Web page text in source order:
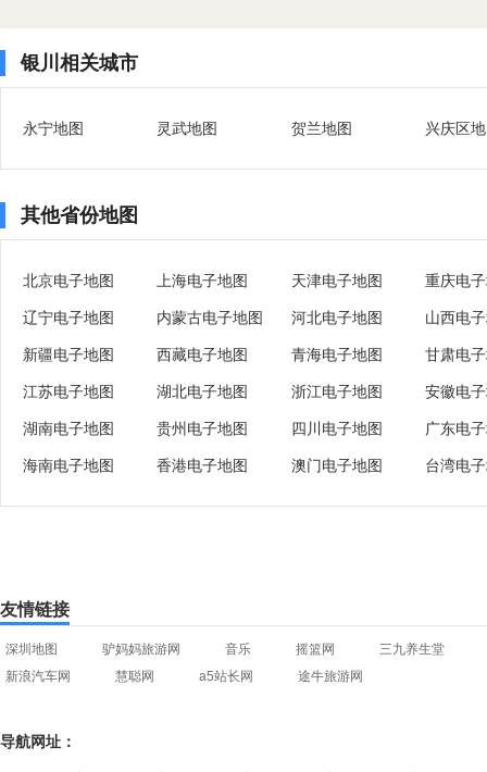
银川相关城市
永宁地图 灵武地图 贺兰地图 兴庆区
其他省份地图
北京电子地图 上海电子地图 天津电子地图 重庆电
辽宁电子地图 内蒙古电子地图 河北电子地图 山西电
新疆电子地图 西藏电子地图 青海电子地图 甘肃电
江苏电子地图 湖北电子地图 浙江电子地图 安徽电
湖南电子地图 贵州电子地图 四川电子地图 广东电
海南电子地图 香港电子地图 澳门电子地图 台湾电
友情链接
深圳地图 驴妈妈旅游网 音乐 摇篮网
三九养生堂
新浪汽车网
慧聪网 a5站长网 途牛旅游网
导航网址：